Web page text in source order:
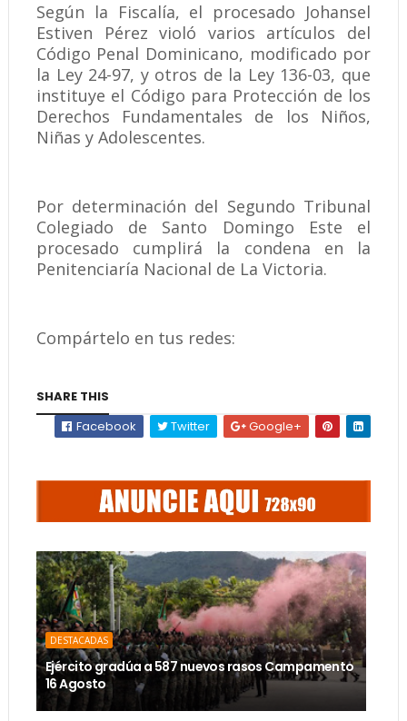
Según la Fiscalía, el procesado Johansel
Estiven Pérez violó varios artículos del
Código Penal Dominicano, modificado por
la Ley 24-97, y otros de la Ley 136-03, que
instituye el Código para Protección de los
Derechos Fundamentales de los Niños,
Niñas y Adolescentes.
Por determinación del Segundo Tribunal
Colegiado de Santo Domingo Este el
procesado cumplirá la condena en la
Penitenciaría Nacional de La Victoria.
Compártelo en tus redes:
SHARE THIS
Facebook
Twitter Google+
DESTACADAS
Ejército gradúa a 587 nuevos rasos Campamento
16 Agosto